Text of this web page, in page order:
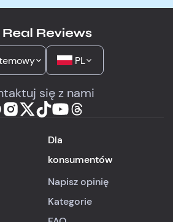
PL
się z nami
Dla
konsumentów
Napisz opinię
Kategorie